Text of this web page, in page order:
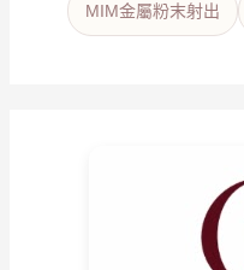
MIM金屬粉末射出